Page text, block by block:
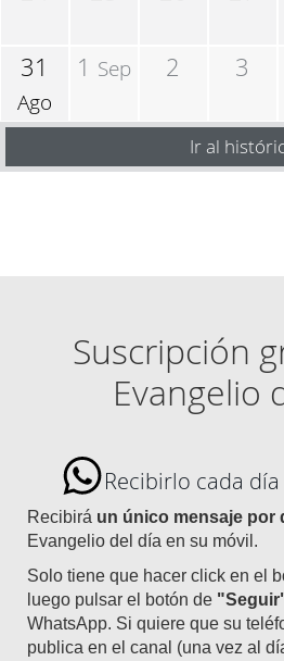
31
Ago
1 Sep 2 3
Ir al
Suscripción
Evangelio
Recibirlo cada
Recibirá un único mensaje por
Evangelio del día en su móvil.
Solo tiene que hacer click en el
luego pulsar el botón de
WhatsApp. Si quiere que su
publica en el canal (una vez al